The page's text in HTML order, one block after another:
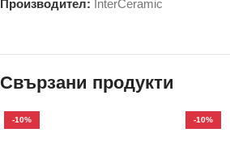
Производител: InterCeramic
Свързани продукти
-10% -10%